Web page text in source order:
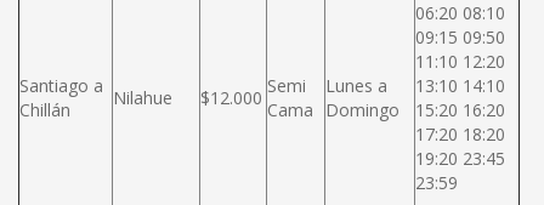
Santiago a
Chillán
Nilahue $12.000
Semi
Cama
Lunes a
Domingo
06:20 08:10
09:15 09:50
11:10 12:20
13:10 14:10
15:20 16:20
17:20 18:20
19:20 23:45
23:59